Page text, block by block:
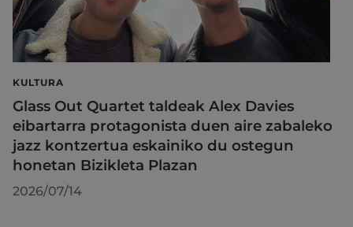
KULTURA
Glass Out Quartet taldeak Alex Davies
eibartarra protagonista duen aire zabaleko
jazz kontzertua eskainiko du ostegun
honetan Bizikleta Plazan
2026/07/14